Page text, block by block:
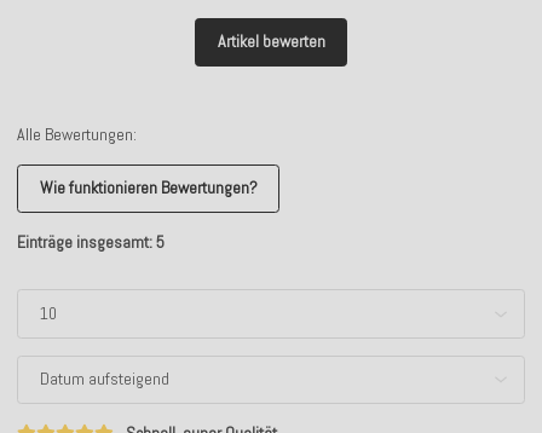
Artikel bewerten
Alle Bewertungen:
Wie funktionieren Bewertungen?
Einträge insgesamt: 5